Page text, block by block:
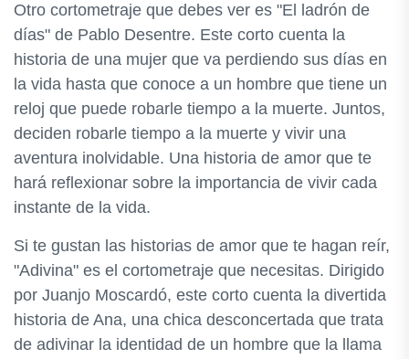
Otro cortometraje que debes ver es "El ladrón de
días" de Pablo Desentre. Este corto cuenta la
historia de una mujer que va perdiendo sus días en
la vida hasta que conoce a un hombre que tiene un
reloj que puede robarle tiempo a la muerte. Juntos,
deciden robarle tiempo a la muerte y vivir una
aventura inolvidable. Una historia de amor que te
hará reflexionar sobre la importancia de vivir cada
instante de la vida.
Si te gustan las historias de amor que te hagan reír,
"Adivina" es el cortometraje que necesitas. Dirigido
por Juanjo Moscardó, este corto cuenta la divertida
historia de Ana, una chica desconcertada que trata
de adivinar la identidad de un hombre que la llama